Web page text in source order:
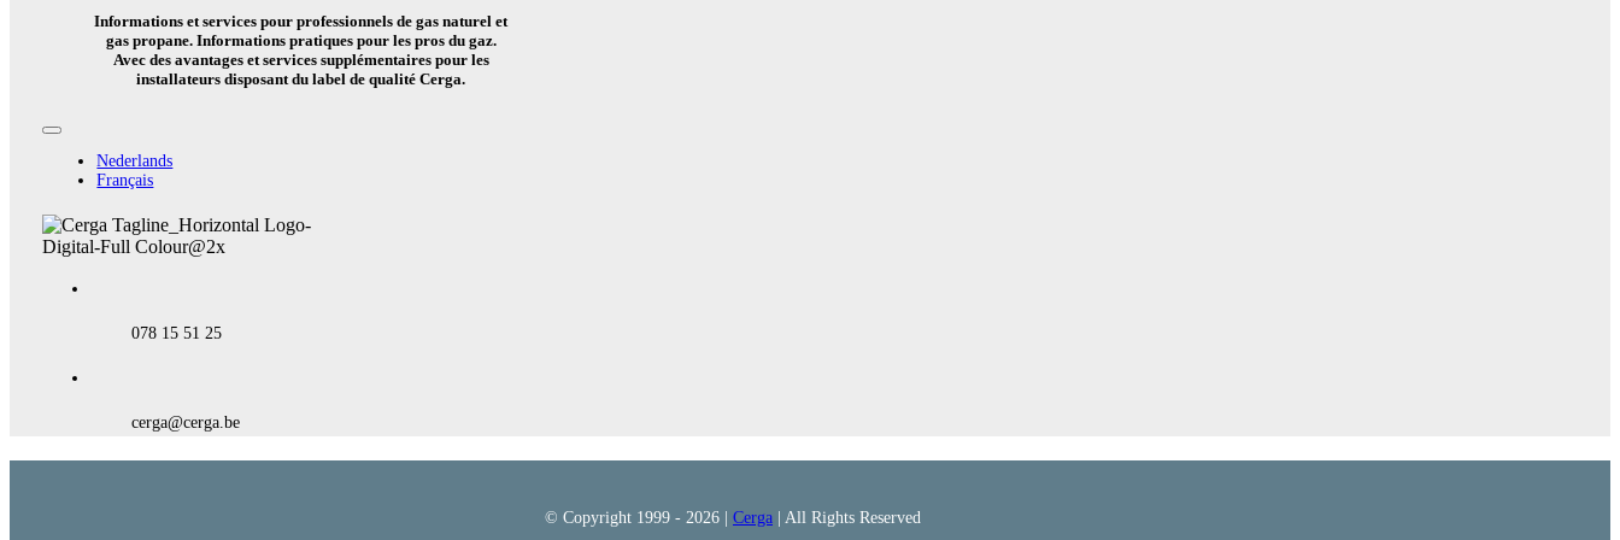
Informations et services pour professionnels de gas naturel et
gas propane. Informations pratiques pour les pros du gaz.
Avec des avantages et services supplémentaires pour les
installateurs disposant du label de qualité Cerga.
Toggle
NavigationNederlands
Français
078 15 51 25
cerga@cerga.be
© Copyright 1999 - 2026 | Cerga | All Rights Reserved